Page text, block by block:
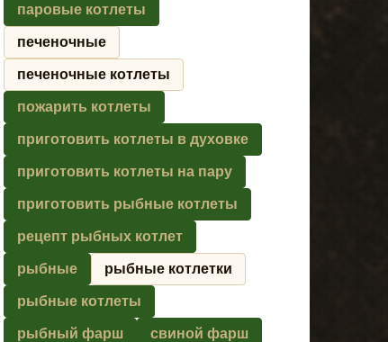
паровые котлеты
печеночные
печеночные котлеты
пожарить котлеты
приготовить котлеты в духовке
приготовить котлеты на пару
приготовить рыбные котлеты
рецепт рыбных котлет
рыбные рыбные котлетки
рыбные котлеты
рыбный фарш свиной фарш